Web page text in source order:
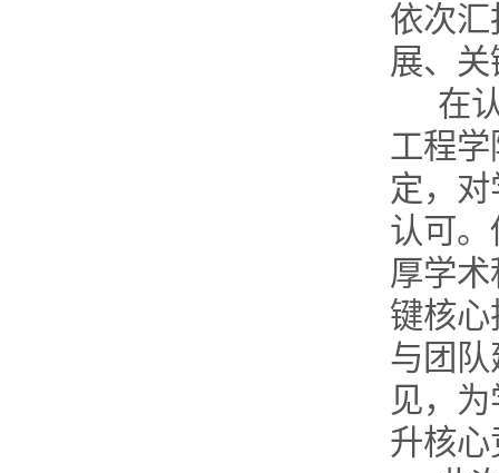
依次
展、
在
工程学
定，
认可
厚学
键核
与团
见，
升核